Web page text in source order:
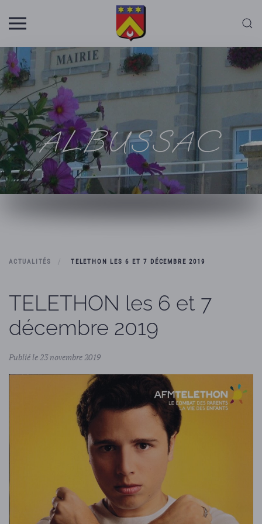
Skip to main content
ALBUSSAC
ACTUALITÉS TELETHON LES 6 ET 7 DÉCEMBRE 2019
TELETHON les 6 et 7
décembre 2019
Publié le 23 novembre 2019